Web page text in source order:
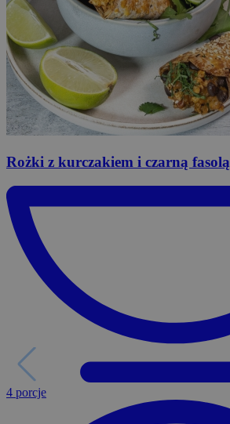
Rożki z kurczakiem i czarną fasolą
4 porcje